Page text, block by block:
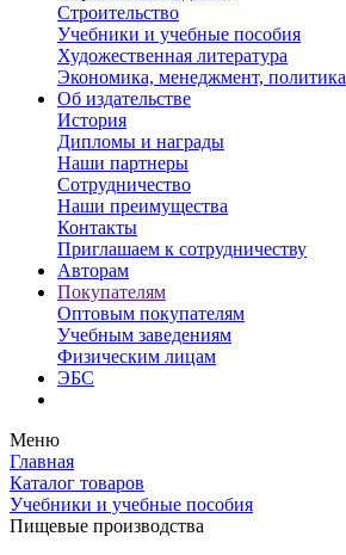
Строительство
Учебники и учебные пособия
Художественная литература
Экономика, менеджмент, политика
Об издательстве
История
Дипломы и награды
Наши партнеры
Сотрудничество
Наши преимущества
Контакты
Приглашаем к сотрудничеству
Авторам
Покупателям
Оптовым покупателям
Учебным заведениям
Физическим лицам
ЭБС
Меню
Главная
Каталог товаров
Учебники и учебные пособия
Пищевые производства